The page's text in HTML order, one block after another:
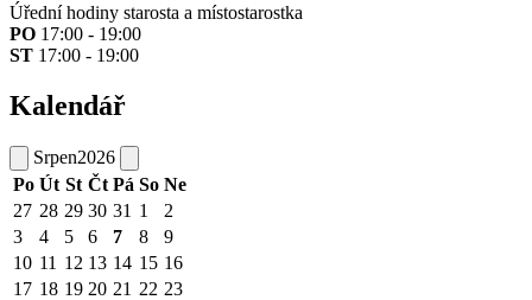
Úřední hodiny starosta a místostarostka
PO 17:00 - 19:00
ST 17:00 - 19:00
Kalendář
Srpen2026
Po Út St Čt Pá So Ne
27 28 29 30 31 1
2
3
4 5 6 7 8
9
10 11 12 13 14 15 16
17 18 19 20 21 22 23